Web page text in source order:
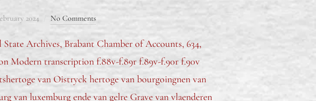
2024 No Comments
Archives, Brabant Chamber of Accounts, 634,
Modern transcription f.88v-f.89r f.89v-f.90r f.90v
van Oistryck hertoge van bourgoingnen van
van luxemburg ende van gelre Grave van vlaenderen